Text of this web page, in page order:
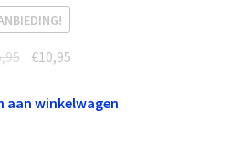
Oorspronkelijke
was:
€10,95
is:
aan winkelwagen